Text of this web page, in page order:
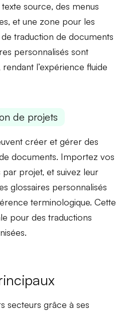
texte source, des menus
et une zone pour les
detraduction de documents
personnalisés sont
l’expérience fluide
de projets
créer et gérer des
documents. Importez vos
projet, et suivez leur
glossaires personnalisés
terminologique. Cette
pour des traductions
secteurs grâce à ses